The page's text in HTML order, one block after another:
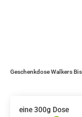
Geschenkdose Walkers
eine 300g Dose